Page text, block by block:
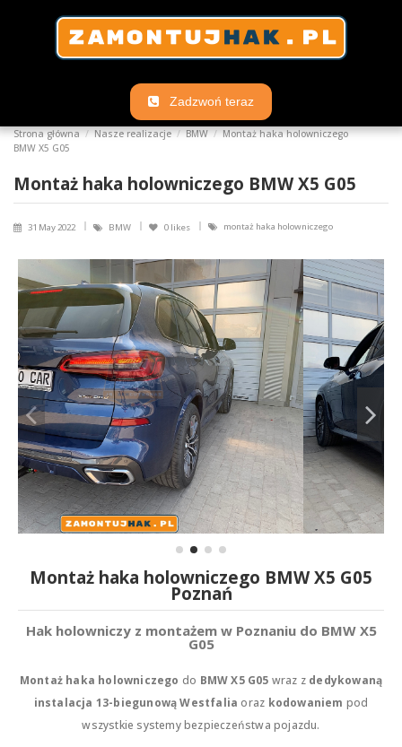
Zadzwoń teraz
Strona główna Nasze realizacje BMW
Montaż haka holowniczego
BMW X5 G05
Montaż haka holowniczego BMW X5 G05
31 May 2022 BMW 0 likes montaż haka holowniczego
Montaż haka holowniczego BMW X5 G05
Poznań
Hak holowniczy z montażem w Poznaniu do BMW X5
G05
Montaż haka holowniczego do BMW X5 G05 wraz z dedykowaną
instalacja 13-biegunową Westfalia oraz kodowaniem pod
wszystkie systemy bezpieczeństwa pojazdu.